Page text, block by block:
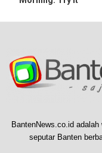
BantenNews.co.id
seputar Banten